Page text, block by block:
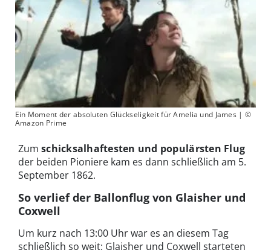
Ein Moment der absoluten Glückseligkeit für Amelia und James | ©
Amazon Prime
Zum schicksalhaftesten und populärsten Flug
der beiden Pioniere kam es dann schließlich am 5.
September 1862.
So verlief der Ballonflug von Glaisher und
Coxwell
Um kurz nach 13:00 Uhr war es an diesem Tag
schließlich so weit: Glaisher und Coxwell starteten